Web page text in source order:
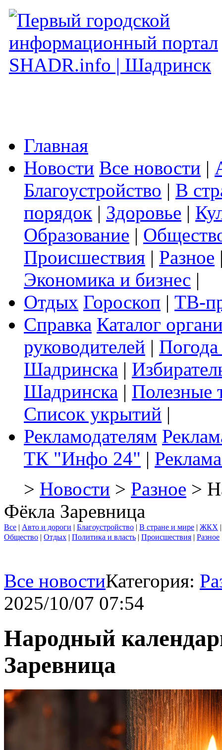
Главная
Новости Все новости |
Благоустройство | В
порядок | Здоровье |
Образование |
Происшествия | Разное
Экономика и бизнес |
Отдых Гороскоп | ТВ-
Справка Каталог
руководителей |
Шадринска |
Шадринска | Полезные
Список укрытий |
Рекламодателям
ТК "Инфо 24" |
> Новости > Разное >
Фёкла Заревница
Все | Авто и дороги | Благоустройство | В стране и мире | ЖКХ
Общество | Отдых | Политика и власть | Происшествия | Разное
Все новостиКатегория:
2025/10/07 07:54
Народный
Заревница